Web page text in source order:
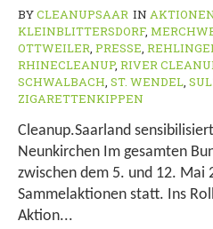
BYCLEANUPSAAR IN
KLEINBLITTERSDORF,
OTTWEILER, PRESSE,
RHINECLEANUP, RIVER
SCHWALBACH, ST. WENDEL,
ZIGARETTENKIPPEN
Cleanup.Saarland
Neunkirchen Im gesamten
zwischen dem 5. und 12. Mai
Sammelaktionen statt. Ins
Aktion...